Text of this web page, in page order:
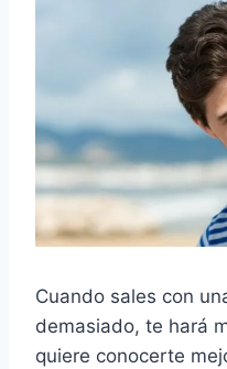
Cuando sales con
demasiado, te hará
quiere conocerte